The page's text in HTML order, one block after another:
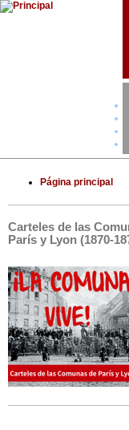
Página principal
Carteles de las
París y Lyon (1870-